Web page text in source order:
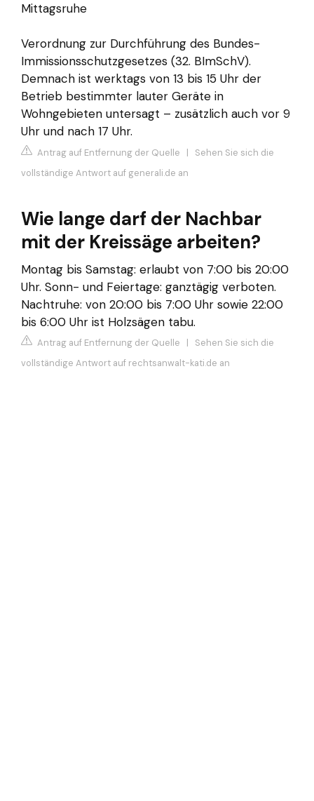
Mittagsruhe
Verordnung zur Durchführung des Bundes-
Immissionsschutzgesetzes (32. BImSchV).
Demnach ist werktags von 13 bis 15 Uhr der
Betrieb bestimmter lauter Geräte in
Wohngebieten untersagt – zusätzlich auch vor 9
Uhr und nach 17 Uhr.
Antrag auf Entfernung der Quelle | Sehen Sie sich die
vollständige Antwort auf generali.de an
Wie lange darf der Nachbar
mit der Kreissäge arbeiten?
Montag bis Samstag: erlaubt von 7:00 bis 20:00
Uhr. Sonn- und Feiertage: ganztägig verboten.
Nachtruhe: von 20:00 bis 7:00 Uhr sowie 22:00
bis 6:00 Uhr ist Holzsägen tabu.
Antrag auf Entfernung der Quelle | Sehen Sie sich die
vollständige Antwort auf rechtsanwalt-kati.de an